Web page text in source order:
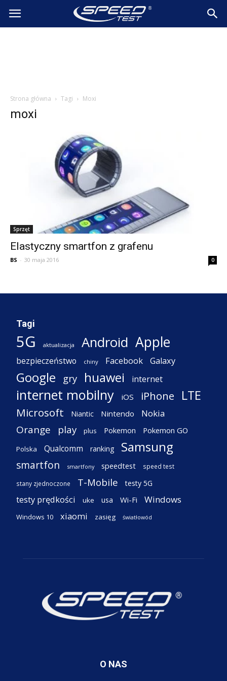
SpeedTest.pl
Strona główna Tagi Moxi
moxi
Sprzęt
Elastyczny smartfon z grafenu
BS - 30 maja 2016 0
Tagi
5G aktualizacja Android Apple
bezpieczeństwo chiny Facebook Galaxy
Google gry huawei internet
internet mobilny iOS iPhone LTE
Microsoft Niantic Nintendo Nokia
Orange play plus Pokemon Pokemon GO
Polska Qualcomm ranking Samsung
smartfon smartfony speedtest speed test
stany zjednoczone T-Mobile testy 5G
testy prędkości uke usa Wi-Fi Windows
Windows 10 xiaomi zasięg światłowód
O NAS